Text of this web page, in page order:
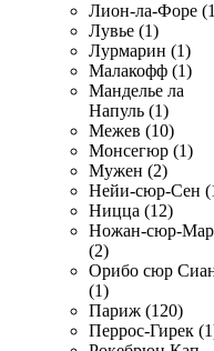
Лион-ла-Форе
Лувье (1)
Лурмарин (1)
Малакофф (1)
Манделье ла
Напуль (1)
Межев (10)
Монсегюр (1)
Мужен (2)
Нейи-сюр-Сен
Ницца (12)
Ножан-сюр-
(2)
Орибо сюр
(1)
Париж (120)
Перрос-Гирек